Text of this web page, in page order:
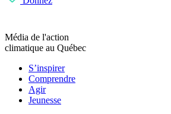
Média de l'action
climatique au Québec
S’inspirer
Comprendre
Agir
Jeunesse